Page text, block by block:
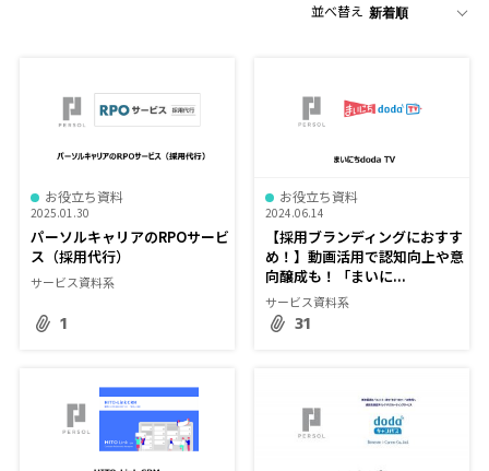
並べ替え
お役立ち資料
2025.01.30
パーソルキャリアのRPOサービ
ス（採用代行）
サービス資料系
1
お役立ち資料
2024.06.14
【採用ブランディングにおすす
め！】動画活用で認知向上や意
向醸成も！「まいに...
サービス資料系
31